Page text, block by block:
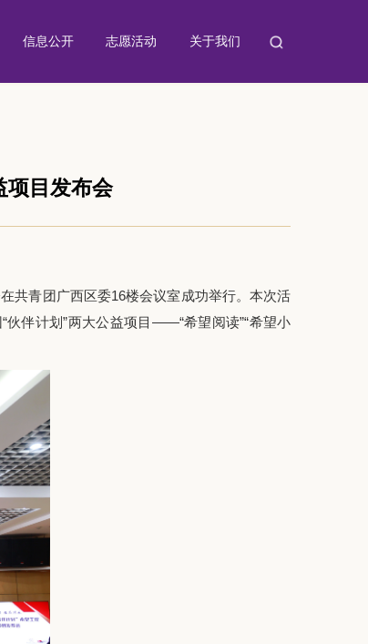
信息公开 志愿活动 关于我们
项目发布会
共青团广西区委16楼会议室成功举行。本次活
伴计划”两大公益项目——“希望阅读”“希望小